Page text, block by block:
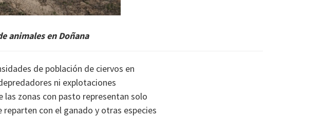
animales en Doñana
de población de ciervos en
ni explotaciones
zonas con pasto representan solo
con el ganado y otras especies